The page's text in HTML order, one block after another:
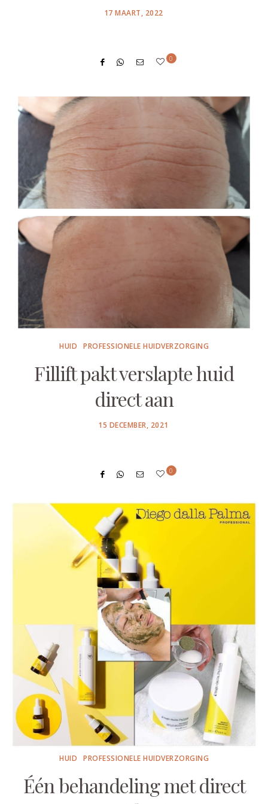
POSTED
17 MAART, 2022
0
HUID PROFESSIONELE HUIDVERZORGING
Fillift pakt verslapte huid
direct aan
POSTED
15 DECEMBER, 2021
0
HUID PROFESSIONELE HUIDVERZORGING
Één behandeling met direct